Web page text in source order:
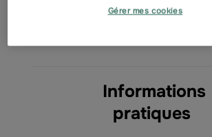
Ravine Blanche à Saint-Pierre, pour
Informations
pratiques
Gérer mes cookies